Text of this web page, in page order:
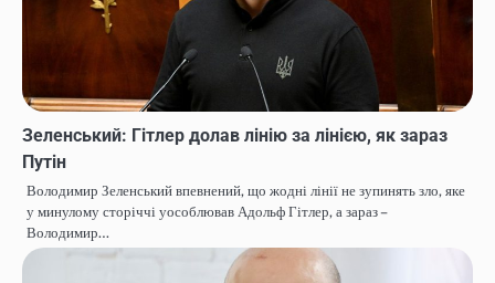
Зеленський: Гітлер долав лінію за лінією, як зараз
Путін
Володимир Зеленський впевнений, що жодні лінії не зупинять зло, яке
у минулому сторіччі уособлював Адольф Гітлер, а зараз –
Володимир…